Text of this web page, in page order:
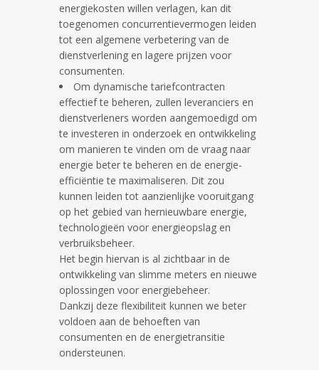
energiekosten willen verlagen, kan dit
toegenomen concurrentievermogen leiden
tot een algemene verbetering van de
dienstverlening en lagere prijzen voor
consumenten.
Om dynamische tariefcontracten
effectief te beheren, zullen leveranciers en
dienstverleners worden aangemoedigd om
te investeren in onderzoek en ontwikkeling
om manieren te vinden om de vraag naar
energie beter te beheren en de energie-
efficiëntie te maximaliseren. Dit zou
kunnen leiden tot aanzienlijke vooruitgang
op het gebied van hernieuwbare energie,
technologieën voor energieopslag en
verbruiksbeheer.
Het begin hiervan is al zichtbaar in de
ontwikkeling van slimme meters en nieuwe
oplossingen voor energiebeheer.
Dankzij deze flexibiliteit kunnen we beter
voldoen aan de behoeften van
consumenten en de energietransitie
ondersteunen.